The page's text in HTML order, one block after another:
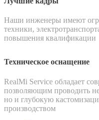
Наши инженеры имеют
техники,
повышения квалификации
Техническое оснащение
RealMi Service обладает
позволяющим проводить
но и глубокую
производством